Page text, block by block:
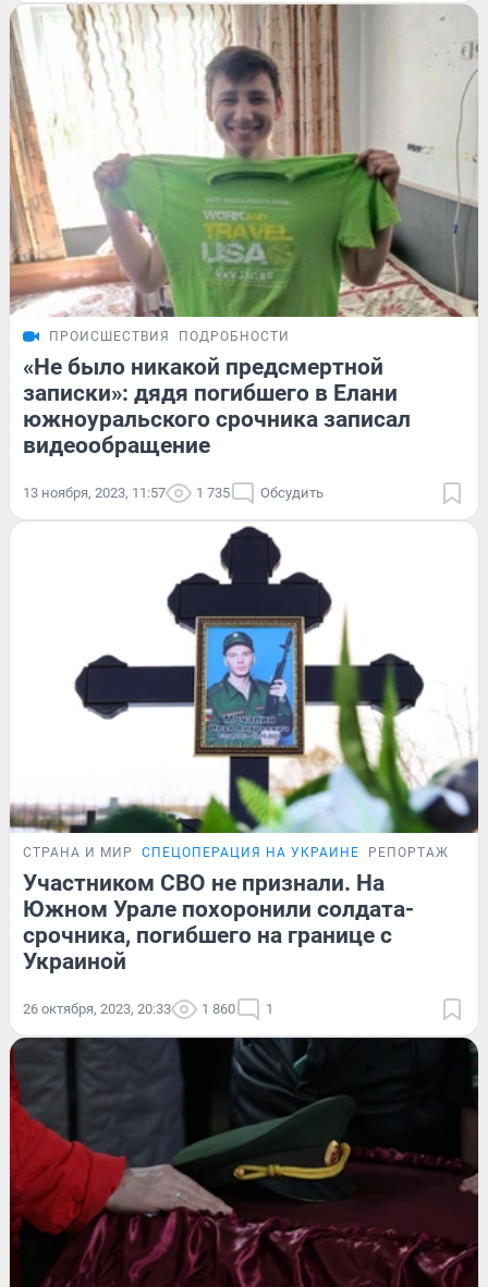
ПРОИСШЕСТВИЯ ПОДРОБНОСТИ
«Не было никакой предсмертной
записки»: дядя погибшего в Елани
южноуральского срочника записал
видеообращение
13 ноября, 2023, 11:57 1 735 Обсудить
СТРАНА И МИР СПЕЦОПЕРАЦИЯ НА УКРАИНЕ РЕПОРТАЖ
Участником СВО не признали. На
Южном Урале похоронили солдата-
срочника, погибшего на границе с
Украиной
26 октября, 2023, 20:33 1 860 1